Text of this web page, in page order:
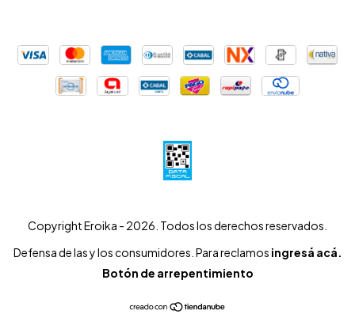
Copyright Eroika - 2026. Todos los derechos reservados.
Defensa de las y los consumidores. Para reclamos ingresá acá.
Botón de arrepentimiento